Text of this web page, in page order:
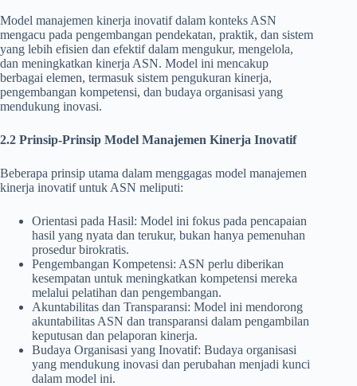
Model manajemen kinerja inovatif dalam konteks ASN
mengacu pada pengembangan pendekatan, praktik, dan sistem
yang lebih efisien dan efektif dalam mengukur, mengelola,
dan meningkatkan kinerja ASN. Model ini mencakup
berbagai elemen, termasuk sistem pengukuran kinerja,
pengembangan kompetensi, dan budaya organisasi yang
mendukung inovasi.
2.2 Prinsip-Prinsip Model Manajemen Kinerja Inovatif
Beberapa prinsip utama dalam menggagas model manajemen
kinerja inovatif untuk ASN meliputi:
Orientasi pada Hasil: Model ini fokus pada pencapaian
hasil yang nyata dan terukur, bukan hanya pemenuhan
prosedur birokratis.
Pengembangan Kompetensi: ASN perlu diberikan
kesempatan untuk meningkatkan kompetensi mereka
melalui pelatihan dan pengembangan.
Akuntabilitas dan Transparansi: Model ini mendorong
akuntabilitas ASN dan transparansi dalam pengambilan
keputusan dan pelaporan kinerja.
Budaya Organisasi yang Inovatif: Budaya organisasi
yang mendukung inovasi dan perubahan menjadi kunci
dalam model ini.